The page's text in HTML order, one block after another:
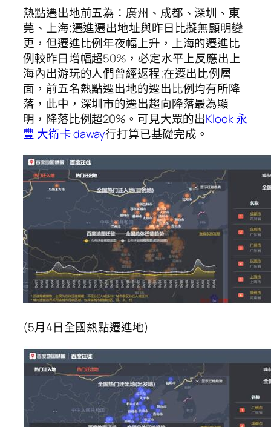
熱點遷出地前五為：廣州、成都、深圳、東
莞、上海;遷進遷出地址與昨日比擬無顯明變
更，但遷進比例年夜幅上升，上海的遷進比
例較昨日增幅超50%，必定水平上反應出上
海內出游玩的人們曾經返程;在遷出比例層
面，前五名熱點遷出地的遷出比例均有所降
落，此中，深圳市的遷出趨向降落最為顯
明，降落比例超20%。可見大眾的出Klook 永
豐 大衛卡 daway行打算已基礎完成。
(5月4日全國熱點遷進地)